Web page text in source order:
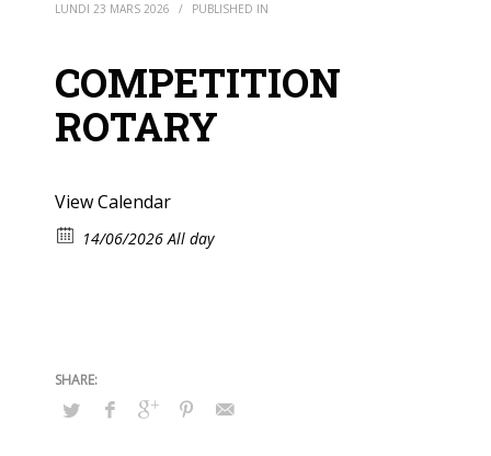
LUNDI 23 MARS 2026 / PUBLISHED IN
COMPETITION
ROTARY
View Calendar
14/06/2026 All day